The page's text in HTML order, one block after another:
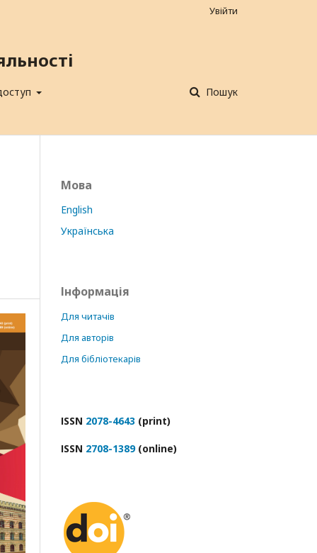
Пошук
Увійти
Мова
English
Українська
Інформація
Для читачів
Для авторів
Для бібліотекарів
ІSSN 2078-4643 (print)
ІSSN 2708-1389(online)